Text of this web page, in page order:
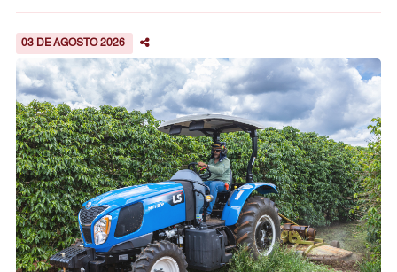
03 DE AGOSTO 2026